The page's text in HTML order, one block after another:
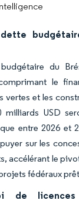
du
le
vertes et les
USD
entre 2026 et
sur les
accélérant le
fédéraux
de licences